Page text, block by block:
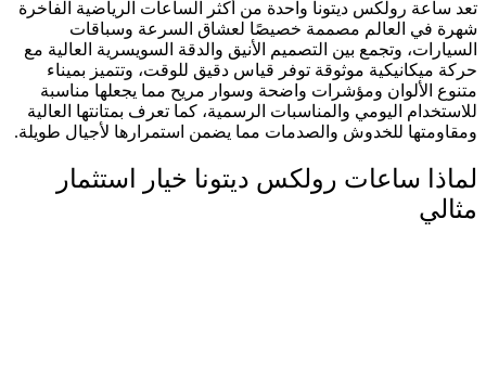
تعد ساعة رولكس ديتونا واحدة من أكثر الساعات الرياضية الفاخرة
شهرة في العالم مصممة خصيصًا لعشاق السرعة وسباقات
السيارات، وتجمع بين التصميم الأنيق والدقة السويسرية العالية مع
حركة ميكانيكية موثوقة توفر قياس دقيق للوقت، وتتميز بميناء
متنوع الألوان ومؤشرات واضحة وسوار مريح مما يجعلها مناسبة
للاستخدام اليومي والمناسبات الرسمية، كما تعرف بمتانتها العالية
ومقاومتها للخدوش والصدمات مما يضمن استمرارها لأجيال طويلة.
لماذا ساعات رولكس ديتونا خيار استثمار
مثالي